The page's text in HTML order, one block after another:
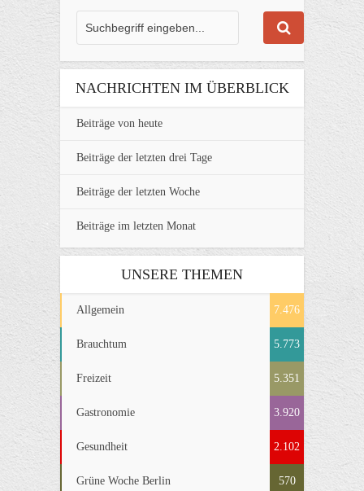
NACHRICHTEN IM ÜBERBLICK
Beiträge von heute
Beiträge der letzten drei Tage
Beiträge der letzten Woche
Beiträge im letzten Monat
UNSERE THEMEN
Allgemein 7.476
Brauchtum 5.773
Freizeit 5.351
Gastronomie 3.920
Gesundheit 2.102
Grüne Woche Berlin 570